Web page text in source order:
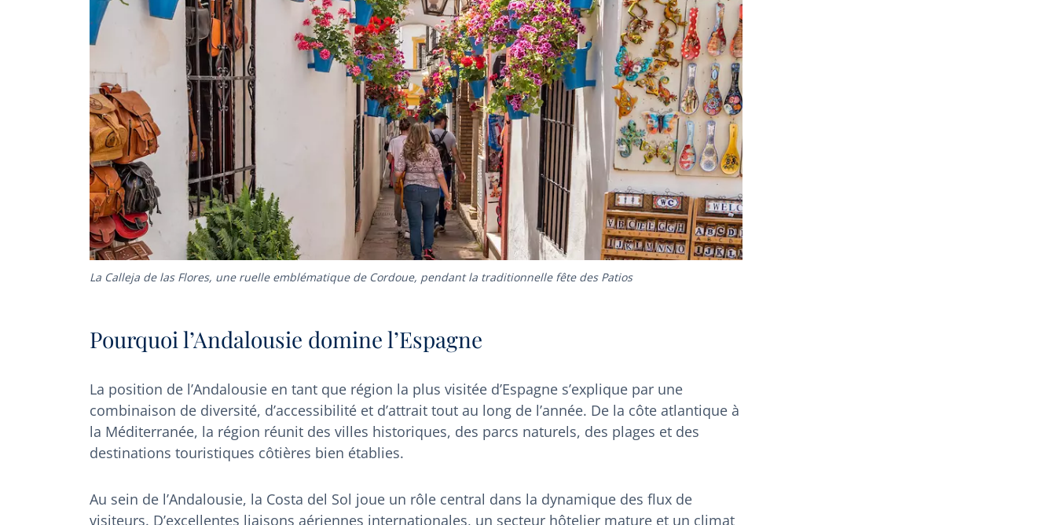
La Calleja de las Flores, une ruelle emblématique de Cordoue, pendant la traditionnelle fête des Patios
Pourquoi l’Andalousie domine l’Espagne
La position de l’Andalousie en tant que région la plus visitée d’Espagne s’explique par une
combinaison de diversité, d’accessibilité et d’attrait tout au long de l’année. De la côte atlantique à
la Méditerranée, la région réunit des villes historiques, des parcs naturels, des plages et des
destinations touristiques côtières bien établies.
Au sein de l’Andalousie, la Costa del Sol joue un rôle central dans la dynamique des flux de
visiteurs. D’excellentes liaisons aériennes internationales, un secteur hôtelier mature et un climat